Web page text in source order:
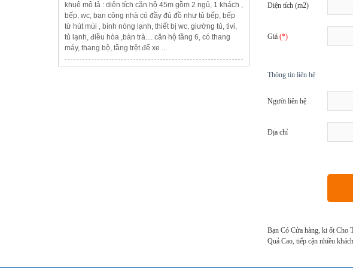
khuê mô tả : diện tích căn hộ 45m gồm 2 ngủ, 1 khách ,
bếp, wc, ban công nhà có đầy đủ đồ như tủ bếp, bếp
từ hút mùi , bình nóng lạnh, thiết bị wc, giường tủ, tivi,
tủ lạnh, điều hòa ,bàn trà.... căn hộ tầng 6, có thang
máy, thang bộ, tầng trệt để xe ...
Diện tích (m2)
Giá (*)
Thông tin liên hệ
Người liên hệ
Địa chỉ
Bạn Có Cửa hàng, ki ốt Cho
Quả Cao, tiếp cận nhiều